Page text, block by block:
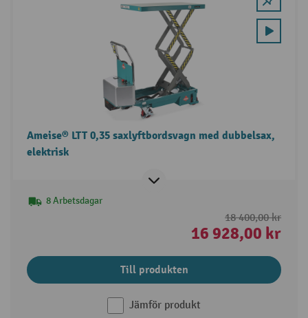
Ameise® LTT 0,35 saxlyftbordsvagn med dubbelsax,
elektrisk
8 Arbetsdagar
18 400,00 kr
16 928,00 kr
Till produkten
Jämför produkt